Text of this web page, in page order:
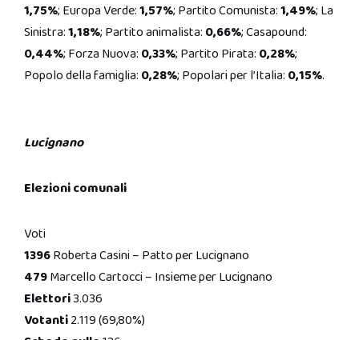
1,75%; Europa Verde:1,57%; Partito Comunista:1,49%; La
Sinistra:1,18%; Partito animalista: 0,66%; Casapound:
0,44%; Forza Nuova: 0,33%; Partito Pirata: 0,28%;
Popolo della famiglia: 0,28%; Popolari per l’Italia: 0,15%.
Lucignano
Elezioni comunali
Voti
1396Roberta Casini – Patto per Lucignano
479Marcello Cartocci – Insieme per Lucignano
Elettori3.036
Votanti2.119 (69,80%)